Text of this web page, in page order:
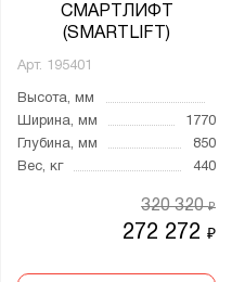
СМАРТЛИФТ
(SMARTLIFT)
Арт. 195401
Высота, мм
Ширина, мм
1770
Глубина, мм
850
Вес, кг
440
272 272₽
320 320₽
от
24V/60Ah